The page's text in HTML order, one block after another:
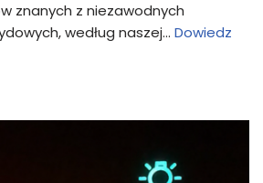
znanych z niezawodnych
według naszej… Dowiedz